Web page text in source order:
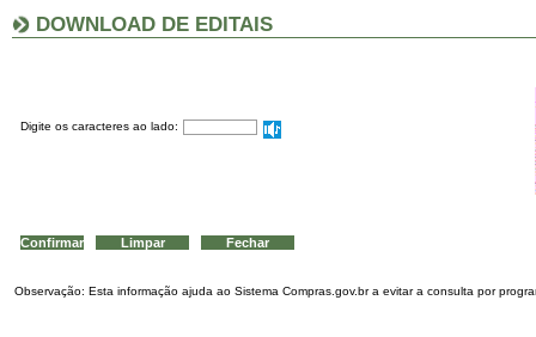
DOWNLOAD DE EDITAIS
Digite os caracteres ao lado:
Observação: Esta informação ajuda ao Sistema Compras.gov.br a evitar a consulta por